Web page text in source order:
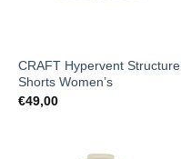
CRAFT Hypervent Structure
Shorts Women’s
€49,00